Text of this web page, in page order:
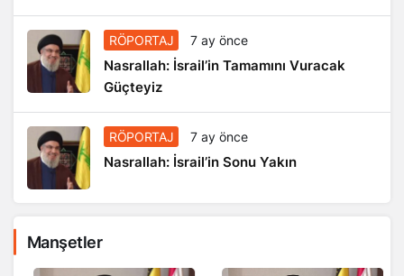
RÖPORTAJ 7 ay önce
Nasrallah: İsrail’in Tamamını Vuracak
Güçteyiz
RÖPORTAJ 7 ay önce
Nasrallah: İsrail’in Sonu Yakın
Manşetler